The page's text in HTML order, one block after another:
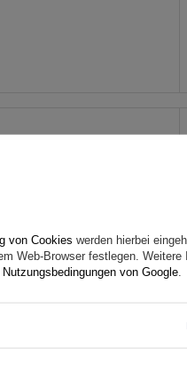
von Cookies werden hierbei
Web-Browser festlegen. Weitere
von Google